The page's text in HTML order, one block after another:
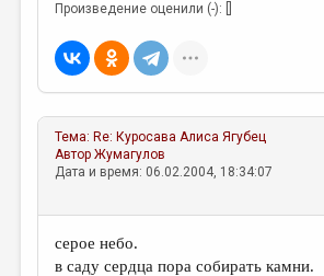
ПУБЛИЦИСТИКА
ЦИКЛЫ ПУБЛИКАЦИЙ
ТРЕДИАКОВСКИЙ
МЕДИА
ВКОНТАКТЕ
Произведение оценили (-): []
Тема: Re: Куросава Алиса Ягубец
АвторЖумагулов
Дата и время: 06.02.2004, 18:34:07
серое небо.
в саду сердца пора собирать камни.